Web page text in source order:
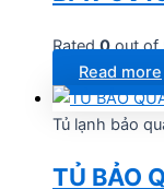
Rated0out of
Read more
Tủ lạnh bảo
TỦ BẢO